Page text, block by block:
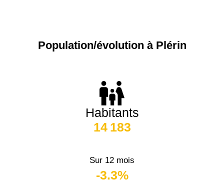
Population/évolution à Plérin
Habitants
14 183
Sur 12 mois
-3.3%